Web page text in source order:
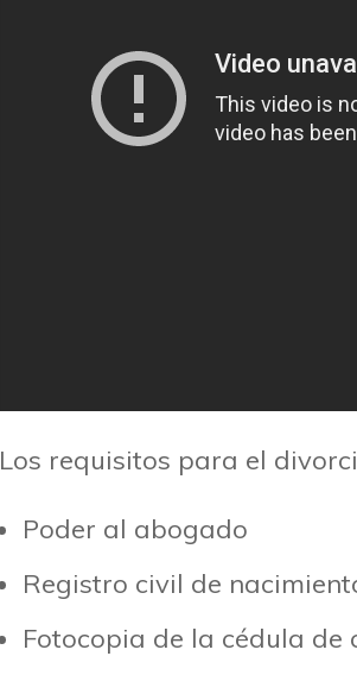
Los requisitos para el
Poder al abogado
Registro civil de
Fotocopia de la cédula